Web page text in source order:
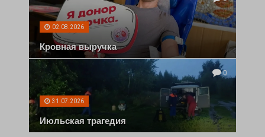
02.08.2026
Кровная выручка
0
31.07.2026
Июльская трагедия